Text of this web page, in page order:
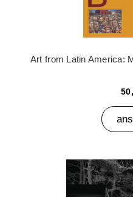
Art from Latin America: